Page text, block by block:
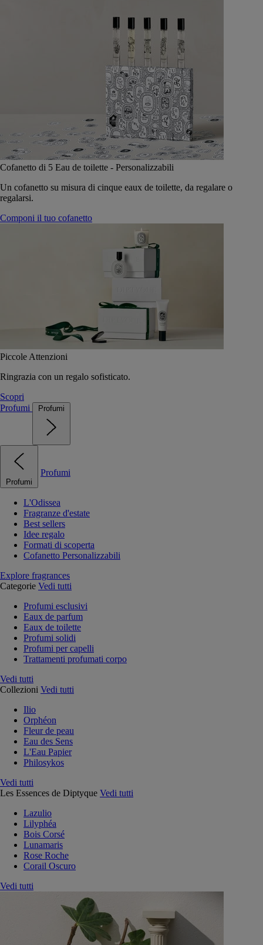
Cofanetto di 5 Eau de toilette - Personalizzabili
Un cofanetto su misura di cinque eaux de toilette, da regalare o
regalarsi.
Componi il tuo cofanetto
Piccole Attenzioni
Ringrazia con un regalo sofisticato.
Scopri
Profumi
Profumi
Profumi
Profumi
L'Odissea
Fragranze d'estate
Best sellers
Idee regalo
Formati di scoperta
Cofanetto Personalizzabili
Explore fragrances
Categorie Vedi tutti
Profumi esclusivi
Eaux de parfum
Eaux de toilette
Profumi solidi
Profumi per capelli
Trattamenti profumati corpo
Vedi tutti
Collezioni Vedi tutti
Ilio
Orphéon
Fleur de peau
Eau des Sens
L'Eau Papier
Philosykos
Vedi tutti
Les Essences de Diptyque Vedi tutti
Lazulio
Lilyphéa
Bois Corsé
Lunamaris
Rose Roche
Corail Oscuro
Vedi tutti